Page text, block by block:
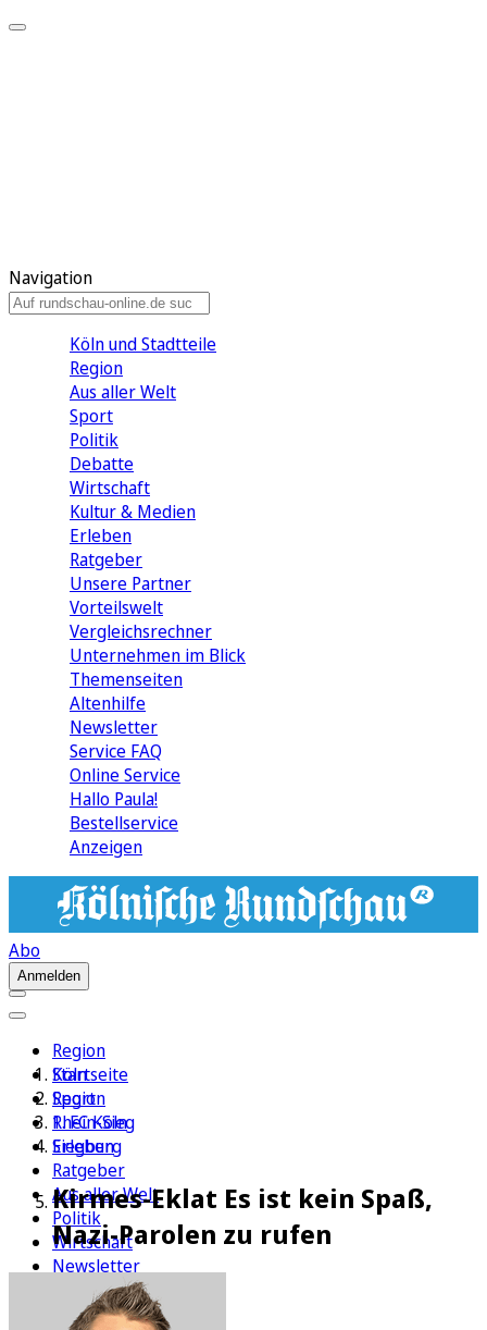
Navigation
Köln und Stadtteile
Region
Aus aller Welt
Sport
Politik
Debatte
Wirtschaft
Kultur & Medien
Erleben
Ratgeber
Unsere Partner
Vorteilswelt
Vergleichsrechner
Unternehmen im Blick
Themenseiten
Altenhilfe
Newsletter
Service FAQ
Online Service
Hallo Paula!
Bestellservice
Anzeigen
Abo
Anmelden
Region
Köln
Sport
1. FC Köln
Erleben
Ratgeber
Aus aller Welt
Politik
Wirtschaft
Newsletter
E-Paper
Startseite
Region
Rhein-Sieg
Siegburg
Kirmes-Eklat Es ist kein Spaß,
Nazi-Parolen zu rufen